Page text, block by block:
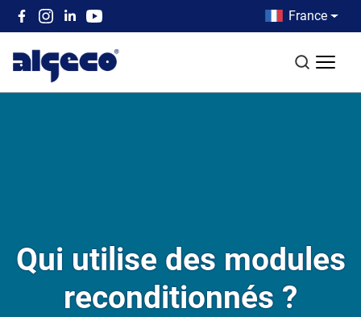
Aller au contenu principal
Top left menu
Country menu
France
Qui utilise des modules
reconditionnés ?